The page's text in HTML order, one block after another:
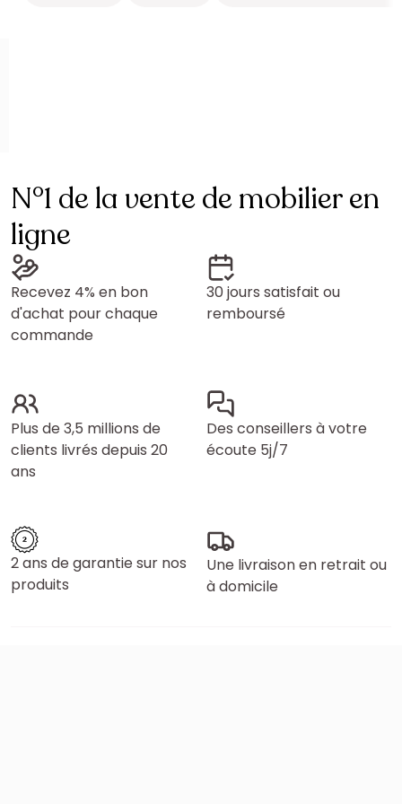
N°1 de la vente de mobilier en
ligne
Recevez 4% en bon
d'achat pour chaque
commande
30 jours satisfait ou
remboursé
Plus de 3,5 millions de
clients livrés depuis 20
ans
Des conseillers à votre
écoute 5j/7
2 ans de garantie sur nos
produits
Une livraison en retrait ou
à domicile